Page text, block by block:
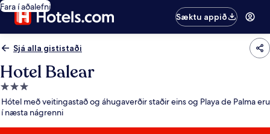
Fara í aðalefni
Sæktu appið
Sjá alla gististaði
Hotel Balear
3.0
stjörnu
gististaður
Hótel með veitingastað og áhugaverðir staðir eins og Playa de Palma eru
í næsta nágrenni